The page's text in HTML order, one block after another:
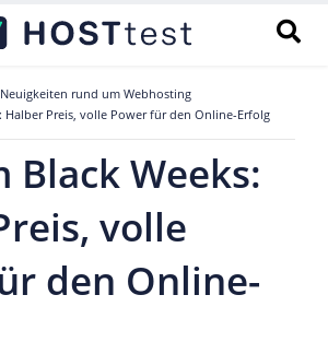
rund um Webhosting
Halber Preis, volle Power für den Online-Erfolg
Black Weeks:
volle
den Online-